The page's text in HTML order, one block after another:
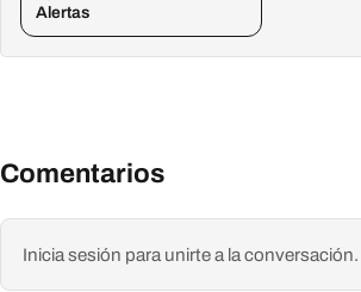
Alertas
Comentarios
Inicia sesión para unirte a la conversación.